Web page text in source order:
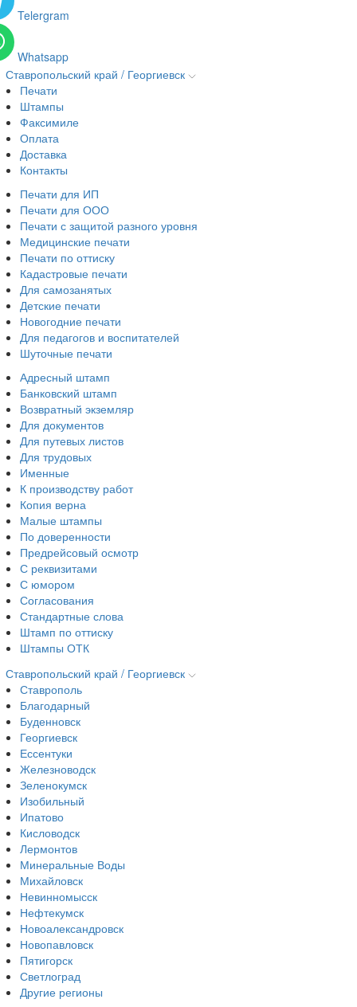
Telergram
Whatsapp
Ставропольский край / Георгиевск
Печати
Штампы
Факсимиле
Оплата
Доставка
Контакты
Печати для ИП
Печати для ООО
Печати с защитой разного уровня
Медицинские печати
Печати по оттиску
Кадастровые печати
Для самозанятых
Детские печати
Новогодние печати
Для педагогов и воспитателей
Шуточные печати
Адресный штамп
Банковский штамп
Возвратный экземляр
Для документов
Для путевых листов
Для трудовых
Именные
К производству работ
Копия верна
Малые штампы
По доверенности
Предрейсовый осмотр
С реквизитами
С юмором
Согласования
Стандартные слова
Штамп по оттиску
Штампы ОТК
Ставропольский край / Георгиевск
Ставрополь
Благодарный
Буденновск
Георгиевск
Ессентуки
Железноводск
Зеленокумск
Изобильный
Ипатово
Кисловодск
Лермонтов
Минеральные Воды
Михайловск
Невинномысск
Нефтекумск
Новоалександровск
Новопавловск
Пятигорск
Светлоград
Другие регионы